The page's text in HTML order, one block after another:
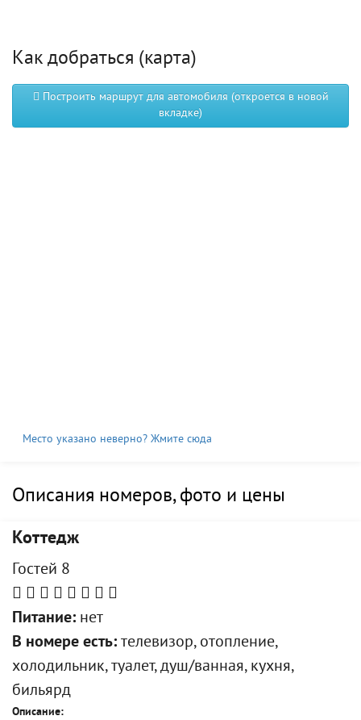
Как добраться (карта)
Построить маршрут для автомобиля (откроется в новой
вкладке)
Место указано неверно? Жмите сюда
Описания номеров, фото и цены
Коттедж
Гостей 8
Питание: нет
В номере есть: телевизор, отопление,
холодильник, туалет, душ/ванная, кухня,
бильярд
Описание: